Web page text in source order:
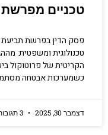
טכניים
פסק הדין בפרשת
טכנולוגית ומשפטית:
הקריטית של פרוטוקול
כשמערכות אבטחה
דצמבר 30, 2025